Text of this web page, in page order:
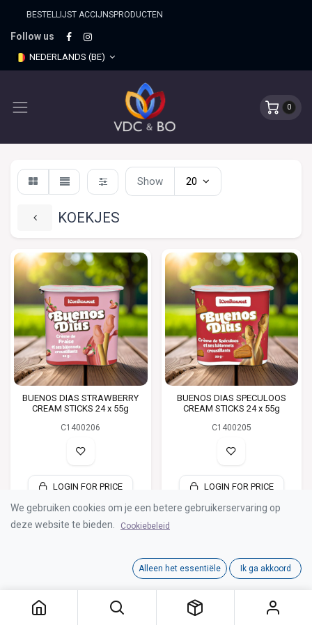
BESTELLIJST ACCIJNSPRO​DUCTEN
Follow us
NEDERLANDS (BE)
0
KOEKJES
Show 20
BUENOS DIAS STRAWBERRY
CREAM STICKS 24 x 55g
C1400206
LOGIN FOR PRICE
BUENOS DIAS SPECULOOS
CREAM STICKS 24 x 55g
C1400205
LOGIN FOR PRICE
We gebruiken cookies om je een betere gebruikerservaring op
deze website te bieden.
Cookiebeleid
Alleen het essentiële Ik ga akkoord